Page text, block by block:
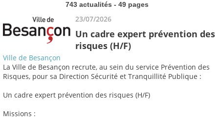
743 actualités - 49 pages
23/07/2026
Un cadre expert prévention des
risques (H/F)
Ville de Besançon
La Ville de Besançon recrute, au sein du service Prévention des
Risques, pour sa Direction Sécurité et Tranquillité Publique :
Un cadre expert prévention des risques (H/F)
Missions :